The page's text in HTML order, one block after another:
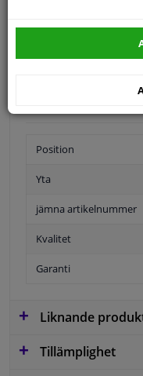
Position
Yta
jämna artikelnummer
Kvalitet
Garanti
Liknande
Tillämplighet